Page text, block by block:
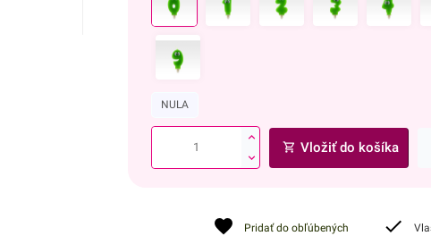
NULA
Vložiť do košíka
Pridať do obľúbených